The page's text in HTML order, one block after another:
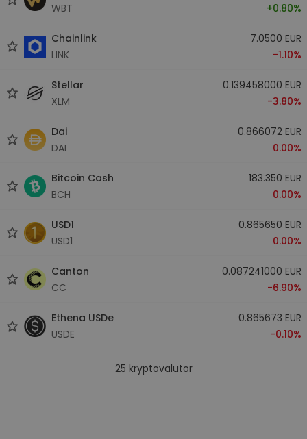
WBT
+0.80%
Chainlink
LINK
7.0500 EUR
-1.10%
Stellar
XLM
0.139458000 EUR
-3.80%
Dai
DAI
0.866072 EUR
0.00%
Bitcoin Cash
BCH
183.350 EUR
0.00%
USD1
USD1
0.865650 EUR
0.00%
Canton
CC
0.087241000 EUR
-6.90%
Ethena USDe
USDE
0.865673 EUR
-0.10%
25 kryptovalutor